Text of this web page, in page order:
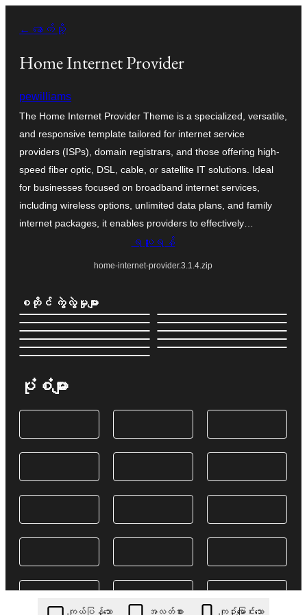
ကျော်သွား
← နောက်သို့
Home Internet Provider
pewilliams
The Home Internet Provider Theme is a specialized, versatile,
and responsive template tailored for internet service
providers (ISPs), domain registrars, and those offering high-
speed fiber optic, DSL, cable, or satellite IT solutions. Ideal
for businesses focused on broadband internet services,
including wireless options, unlimited data plans, and family
internet packages, it enables providers to effectively…
ရယူရန်
home-internet-provider.3.1.4.zip
စတိုင် ကွဲလွဲမှုများ
ပုံစံများ
ကျယ်ပြန့်သော အလတ်စား ကျဉ်းမြောင်းသော